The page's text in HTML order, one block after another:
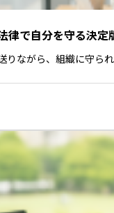
律で自分を守る決
りながら、組織に守ら